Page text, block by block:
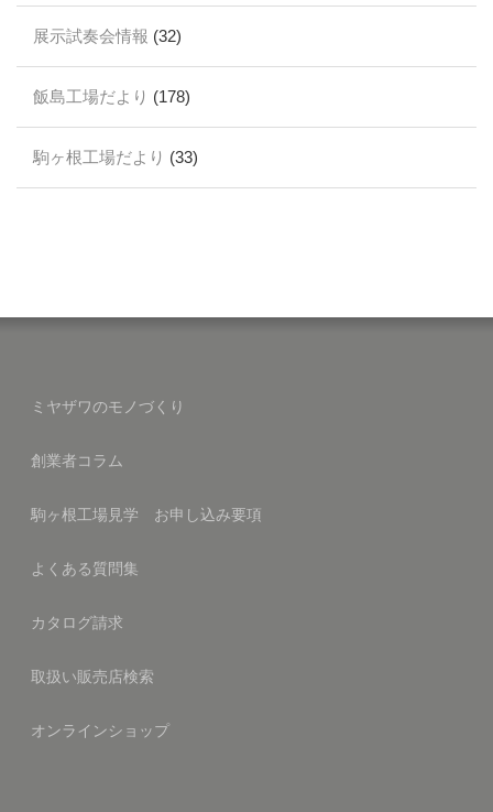
展示試奏会情報 (32)
飯島工場だより (178)
駒ヶ根工場だより (33)
ミヤザワのモノづくり
創業者コラム
駒ヶ根工場見学 お申し込み要項
よくある質問集
カタログ請求
取扱い販売店検索
オンラインショップ